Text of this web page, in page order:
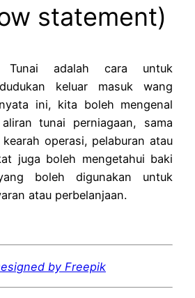
statement)
Tunai adalah cara untuk
keluar masuk wang
ini, kita boleh mengenal
tunai perniagaan, sama
operasi, pelaburan atau
juga boleh mengetahui baki
boleh digunakan untuk
atau perbelanjaan.
by Freepik